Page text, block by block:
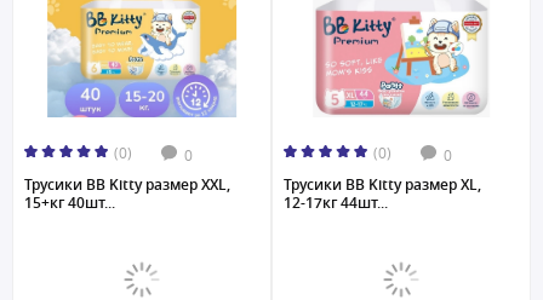
(0) 0
Трусики BB Kitty размер XXL,
15+кг 40шт...
(0) 0
Трусики BB Kitty размер XL,
12-17кг 44шт...